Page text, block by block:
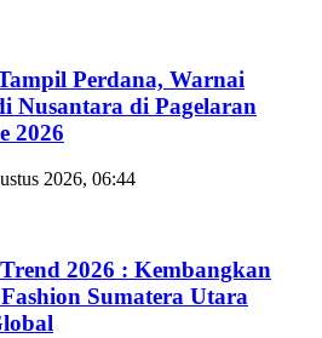
Perdana, Warnai
Nusantara di Pagelaran
2026
2026, 06:44
2026 : Kembangkan
Sumatera Utara